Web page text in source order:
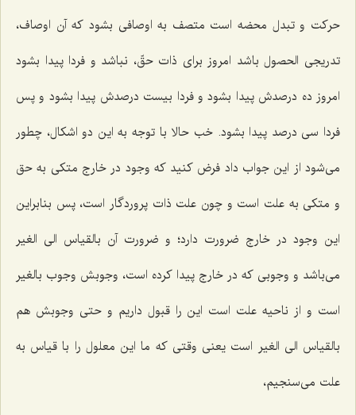
حركت و تبدل محضه است متصف به اوصافى بشود كه آن اوصاف،
تدریجى الحصول باشد امروز براى ذات حقّ، نباشد و فردا پیدا بشود
امروز ده درصدش پیدا بشود و فردا بیست درصدش پیدا بشود و پس
فردا سى درصد پیدا بشود. خب حالا با توجه به این دو اشكال، چطور
مى‌شود از این جواب داد فرض كنید كه وجود در خارج متكى به حق
و متكى به علت است و چون علت ذات پروردگار است، پس بنابراین
این وجود در خارج ضرورت دارد؛ و ضرورت آن بالقیاس الى الغیر
مى‌باشد و وجوبى كه در خارج پیدا كرده است، وجوبش وجوب بالغیر
است و از ناحیه علت است این را قبول داریم و حتى وجوبش هم
بالقیاس الى الغیر است یعنى وقتى كه ما این معلول را با قیاس به
علت مى‌سنجیم،